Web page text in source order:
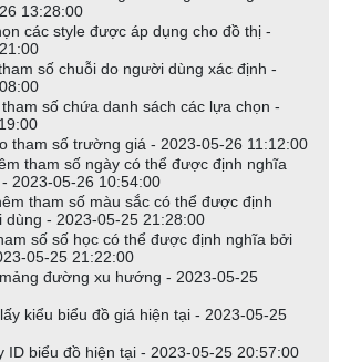
13:28:00
các style được áp dụng cho đồ thị -
số chuỗi do người dùng xác định -
số chứa danh sách các lựa chọn -
tham số trường giá - 2023-05-26 11:12:00
tham số ngày có thể được định nghĩa
2023-05-26 10:54:00
tham số màu sắc có thể được định
- 2023-05-25 21:28:00
số số học có thể được định nghĩa bởi
05-25 21:22:00
đường xu hướng - 2023-05-25
kiểu biểu đồ giá hiện tại - 2023-05-25
ID biểu đồ hiện tại - 2023-05-25 20:57:00